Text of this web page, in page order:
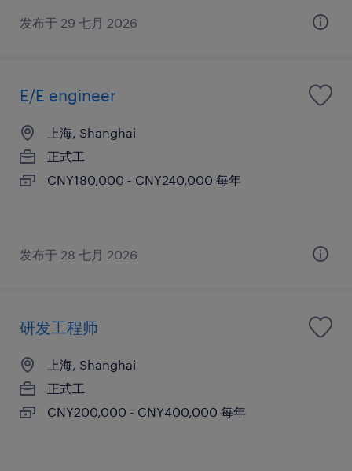
发布于 29 七月 2026
E/E engineer
上海, Shanghai
正式工
CNY180,000 - CNY240,000 每年
发布于 28 七月 2026
研发工程师
上海, Shanghai
正式工
CNY200,000 - CNY400,000 每年